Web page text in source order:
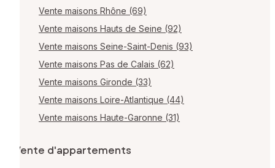
Vente maisons Rhône (69)
Vente maisons Hauts de Seine (92)
Vente maisons Seine-Saint-Denis (93)
Vente maisons Pas de Calais (62)
Vente maisons Gironde (33)
Vente maisons Loire-Atlantique (44)
Vente maisons Haute-Garonne (31)
Vente d'appartements